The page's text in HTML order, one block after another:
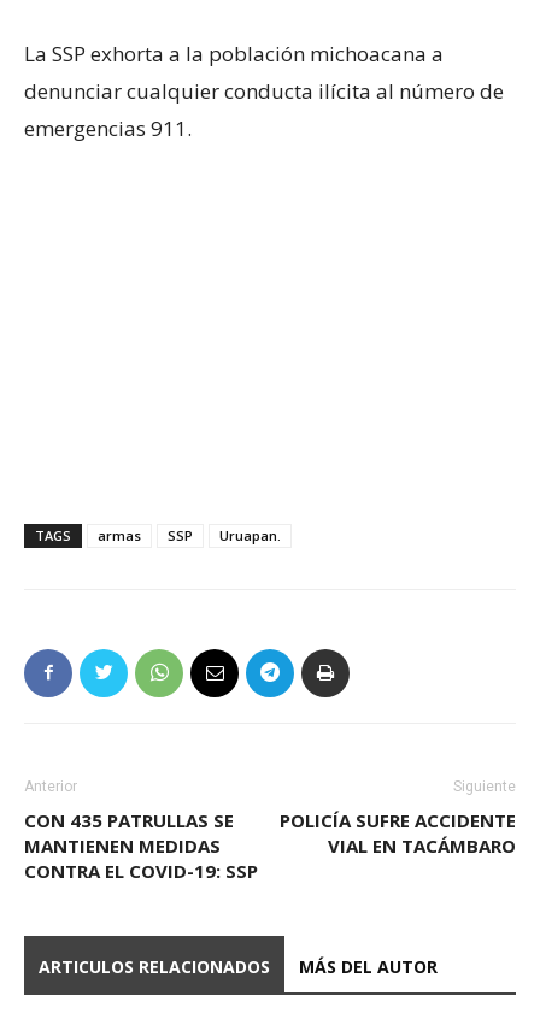
La SSP exhorta a la población michoacana a
denunciar cualquier conducta ilícita al número de
emergencias 911.
TAGS armas SSP Uruapan.
Anterior
CON 435 PATRULLAS SE
MANTIENEN MEDIDAS
CONTRA EL COVID-19: SSP
Siguiente
POLICÍA SUFRE ACCIDENTE
VIAL EN TACÁMBARO
ARTICULOS RELACIONADOS MÁS DEL AUTOR